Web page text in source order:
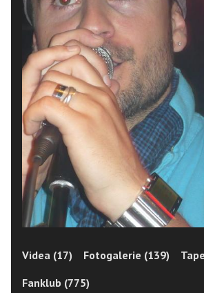
Videa (17) Fotogalerie (139)
Fanklub (775)